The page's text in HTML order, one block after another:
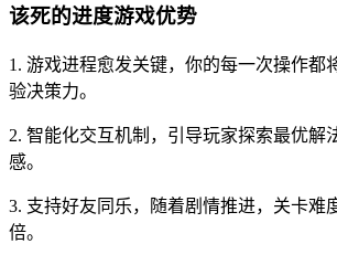
该死的进度游戏优势
1. 游戏进程愈发关键，你的每一次操作都
验决策力。
2. 智能化交互机制，引导玩家探索最优解
感。
3. 支持好友同乐，随着剧情推进，关卡难
倍。